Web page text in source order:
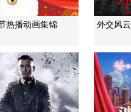
热播动画集锦 外交风云